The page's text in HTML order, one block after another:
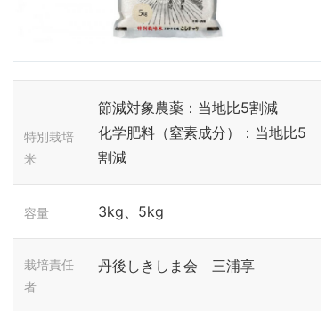
特別栽培
米
節減対象農薬：当地比5割減
化学肥料（窒素成分）：当地比5
割減
容量 3kg、5kg
栽培責任
者
丹後しきしま会 三浦享